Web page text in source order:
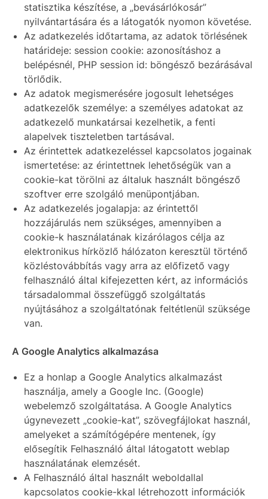
statisztika készítése, a „bevásárlókosár”
nyilvántartására és a látogatók nyomon követése.
Az adatkezelés időtartama, az adatok törlésének
határideje: session cookie: azonosításhoz a
belépésnél, PHP session id: böngésző bezárásával
törlődik.
Az adatok megismerésére jogosult lehetséges
adatkezelők személye: a személyes adatokat az
adatkezelő munkatársai kezelhetik, a fenti
alapelvek tiszteletben tartásával.
Az érintettek adatkezeléssel kapcsolatos jogainak
ismertetése: az érintettnek lehetőségük van a
cookie-kat törölni az általuk használt böngésző
szoftver erre szolgáló menüpontjában.
Az adatkezelés jogalapja: az érintettől
hozzájárulás nem szükséges, amennyiben a
cookie-k használatának kizárólagos célja az
elektronikus hírközlő hálózaton keresztül történő
közléstovábbítás vagy arra az előfizető vagy
felhasználó által kifejezetten kért, az információs
társadalommal összefüggő szolgáltatás
nyújtásához a szolgáltatónak feltétlenül szüksége
van.
A Google Analytics alkalmazása
Ez a honlap a Google Analytics alkalmazást
használja, amely a Google Inc. (Google)
webelemző szolgáltatása. A Google Analytics
úgynevezett „cookie-kat”, szövegfájlokat használ,
amelyeket a számítógépére mentenek, így
elősegítik Felhasználó által látogatott weblap
használatának elemzését.
A Felhasználó által használt weboldallal
kapcsolatos cookie-kkal létrehozott információk